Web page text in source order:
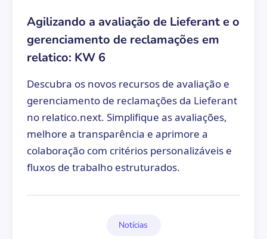
Agilizando a avaliação de Lieferant e o
gerenciamento de reclamações em
relatico: KW 6
Descubra os novos recursos de avaliação e
gerenciamento de reclamações da Lieferant
no relatico.next. Simplifique as avaliações,
melhore a transparência e aprimore a
colaboração com critérios personalizáveis e
fluxos de trabalho estruturados.
Notícias